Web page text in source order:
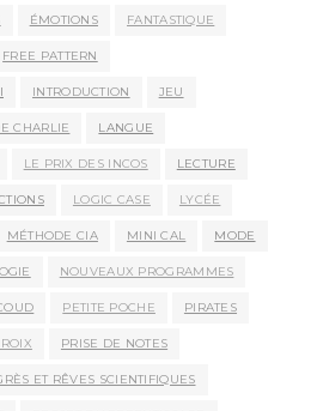
ÉMOTIONS FANTASTIQUE
FREE PATTERN
INTRODUCTION JEU
CHARLIE LANGUE
LE PRIX DES INCOS LECTURE
LOGIC CASE LYCÉE
MÉTHODE CIA MINI CAL MODE
NOUVEAUX PROGRAMMES
PETITE POCHE PIRATES
PRISE DE NOTES
ET RÊVES SCIENTIFIQUES